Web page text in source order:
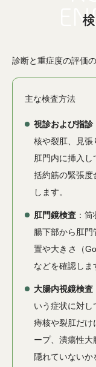
診断と重症度の評価
主な検査方法
視診および指診
核や裂肛、見張
肛門内に挿入し
括約筋の緊張度
します。
肛門鏡検査 ：
腸下部から肛
置や大きさ（
などを確認しま
大腸内視鏡検査
いう症状に対
痔核や裂肛だけ
ープ、潰瘍性
隠れていないか